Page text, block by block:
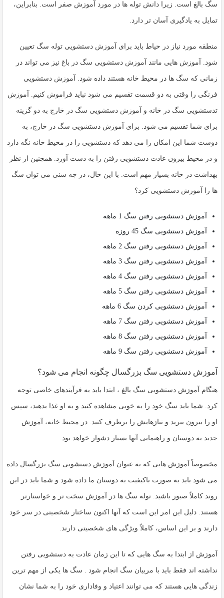
سگ بالغ است. زیرا دانش توله ها در مورد آموزش صفر است. بنابراین،
تمایل به یادگیری آسان تر دارد.
منطقه مورد نیاز در حیاط باید برای آموزش دستشویی توله سگ تعیین
شود. آموزش هایی مانند آموزش دستشویی سگ در باغ نیز می تواند در
زمانی که سگ ها در محیط خانه هستند داده شود. آموزش دستشویی
فرنگی را وقتی به دو قسمت تقسیم می شود نباید فراموش کنیم. آموزش
تدستشویی سگ در خانه و آموزش دستشویی سگ در خارج به دو گزینه
برای شما تقسیم می شود. برای آموزش دستشویی سگ در خارج، به
دوست شما این امکان را می دهد که دستشویی را در محیط خانه نگه دارد
و در محیط بیرون عادت دستشویی رفتن را به دست آورد. همچنین از نظر
بهداشت در خانه بسیار مهم است. با این حال، در چه سنی می توان سگ
ها را آموزش دستشویی کرد؟
آموزش دستشویی رفتن سگ 1 ماهه
آموزش دستشویی سگ 45 روزه
آموزش دستشویی رفتن سگ 2 ماهه
آموزش دستشویی رفتن سگ 3 ماهه
آموزش دستشویی رفتن سگ 4 ماهه
آموزش دستشویی رفتن سگ 5 ماهه
آموزش دستشویی کردن سگ 6 ماهه
آموزش دستشویی رفتن سگ 7 ماهه
آموزش دستشویی رفتن سگ 8 ماهه
آموزش دستشویی رفتن سگ 9 ماهه
آموزش دستشویی سگ بزرگسال چگونه انجام می شود؟
هنگام آموزش دستشویی سگ بالغ ، ابتدا باید به فرآیندهای خاصی توجه
کرد. شما باید سگ خود را به خوبی مشاهده کنید و به او غذا بدهید، سپس
او را بیرون ببرید و نیازهایش را برطرف کنید. در محیط خانه، آموزش
جدید به دوستان و راهنمایی آنها بسیار دشوار خواهد بود.
مخصوصاً آموزش هایی که به عنوان آموزش دستشویی سگ بزرگسال داده
می شود باید به صورت باکیفیت به دوستان ما داده شود و شما باید در این
روند کاملاً صبور باشید. توله سگ ها در آموزش سخت تر و خواستارتر
هستند. دلیل این امر این است که آنها اکنون ساختار شخصیتی در سر خود
دارند و بر این اساس، کاملاً ویژگی های شخصیتی دارند.
آموزش از ابتدا به سگ هایی که تا این زمان عادت به دستشویی رفتن
نداشته اند فقط باید با مربیان سگ انجام شود . سگ ها یکی از مهم ترین
زندگی هایی هستند که می توانند اعتیاد و وفاداری خود را به شما نشان